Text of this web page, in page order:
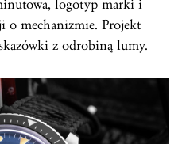
logotyp marki i
o mechanizmie. Projekt
z odrobiną lumy.